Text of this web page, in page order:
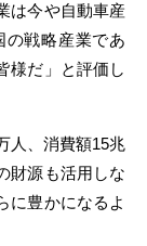
は今や自動車産
の戦略産業であ
様だ」と評価し
人、消費額15兆
財源も活用しな
に豊かになるよ